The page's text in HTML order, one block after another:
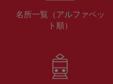
名所一覧（アルファベッ
ト順）